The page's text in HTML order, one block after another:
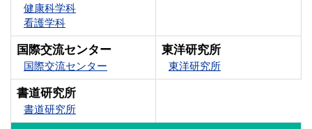
健康科学科
看護学科
国際交流センター
国際交流センター
東洋研究所
東洋研究所
書道研究所
書道研究所